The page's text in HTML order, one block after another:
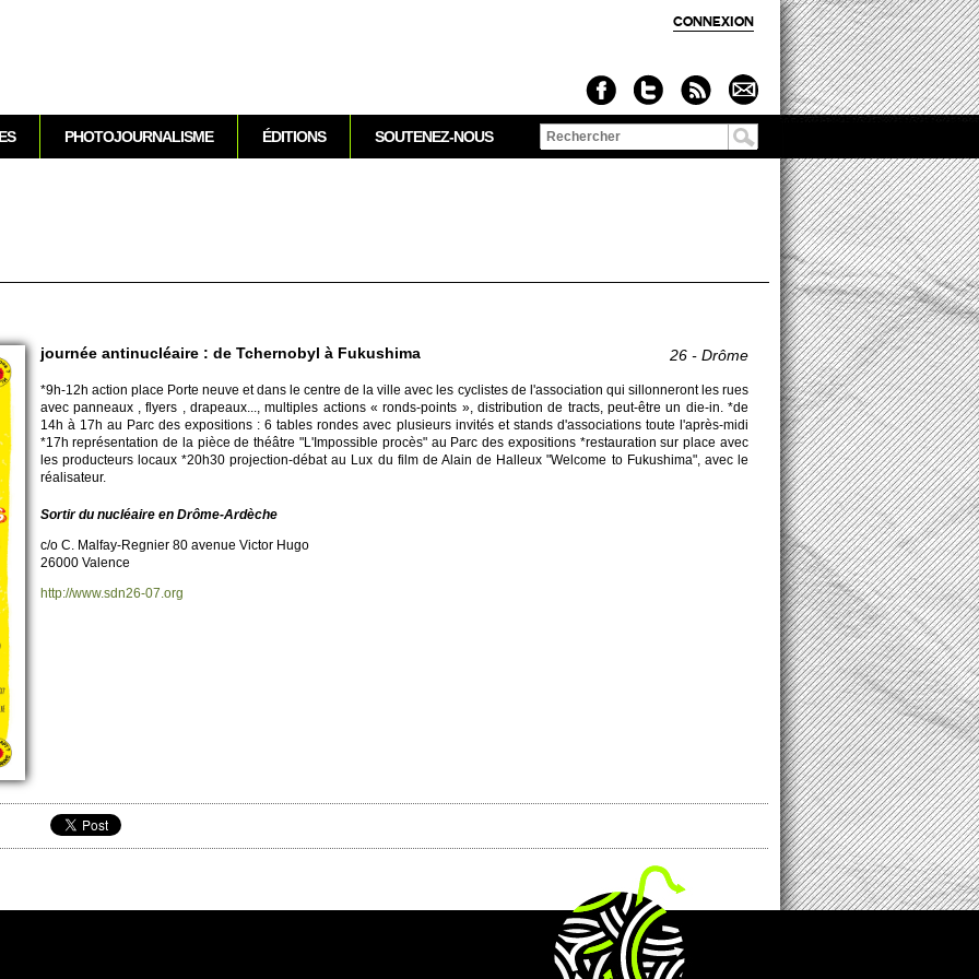
CONNEXION
26 - Drôme
journée antinucléaire : de Tchernobyl à Fukushima
*9h-12h action place Porte neuve et dans le centre de la ville avec les cy­clistes de l'asso­ci­ation qui si­llonneront les rues
avec panneaux , flyers , drape­aux..., multiples acti­ons « ronds-po­ints », dis­tri­bution de tracts, peut-être un die-in. *de
14h à 17h au Parc des expo­si­ti­ons : 6 tables rondes avec plusi­eurs invités et stands d'asso­ci­ati­ons toute l'après-midi
*17h représentation de la pièce de théâtre "L'Impo­ssible procès" au Parc des expo­si­ti­ons *res­tauration sur place avec
les producte­urs lo­caux *20h30 pro­jection-débat au Lux du film de Alain de Halleux "We­lcome to Fukushima", avec le
réalisateur.
So­rtir du nucléaire en Drôme-Ardèche
c/o C. Malfay-Regnier 80 avenue Vi­ctor Hugo
26000 Valence
http://​www.​sdn26-07.​org
PHOTOJOURNALISME ÉDITIONS SOUTENEZ-NOUS
Formulaire de